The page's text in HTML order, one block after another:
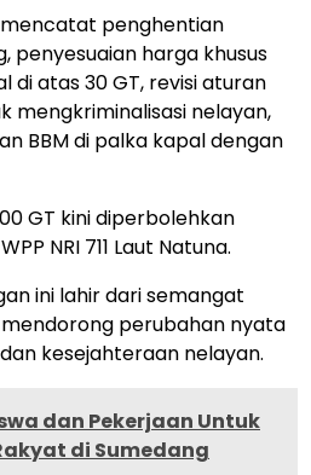
mencatat penghentian
penyesuaian harga khusus
di atas 30 GT, revisi aturan
mengkriminalisasi nelayan,
BBM di palka kapal dengan
GT kini diperbolehkan
NRI 711 Laut Natuna.
ini lahir dari semangat
perubahan nyata
kesejahteraan nelayan.
dan Pekerjaan Untuk
di Sumedang